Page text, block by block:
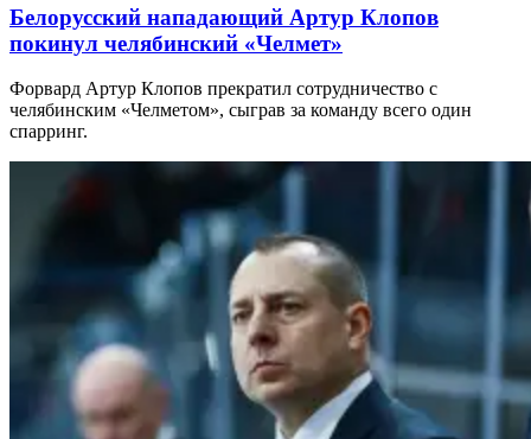
Белорусский нападающий Артур Клопов
покинул челябинский «Челмет»
Форвард Артур Клопов прекратил сотрудничество с
челябинским «Челметом», сыграв за команду всего один
спарринг.